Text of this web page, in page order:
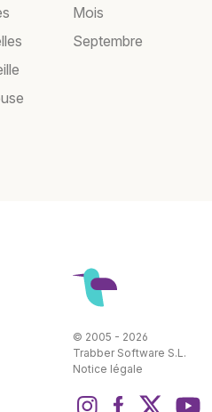
Mois
Septembre
© 2005 - 2026
Trabber Software S.L.
Notice légale